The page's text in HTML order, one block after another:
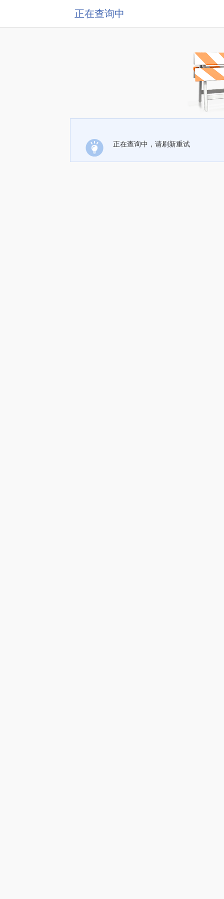
正在查询中
正在查询中，请刷新重试